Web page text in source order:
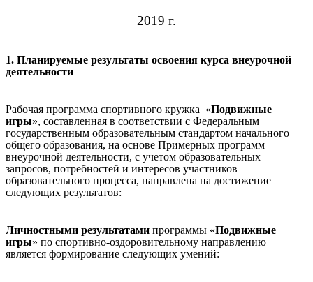
2019 г.
1. Планируемые результаты освоения курса внеурочной
деятельности
Рабочая программа спортивного кружка «Подвижные
игры», составленная в соответствии с Федеральным
государственным образовательным стандартом начального
общего образования, на основе Примерных программ
внеурочной деятельности, с учетом образовательных
запросов, потребностей и интересов участников
образовательного процесса, направлена на достижение
следующих результатов:
Личностными результатами программы «Подвижные
игры» по спортивно-оздоровительному направлению
является формирование следующих умений: